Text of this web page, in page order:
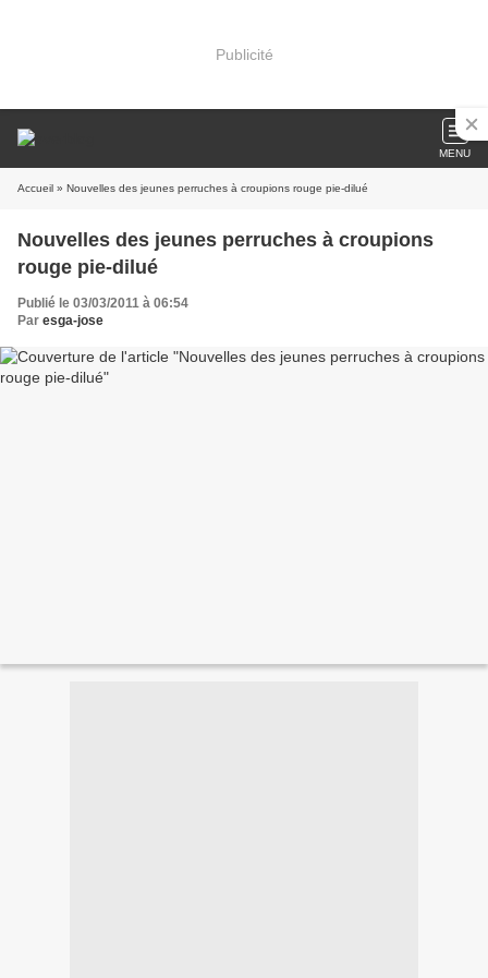
Publicité
MENU
Accueil » Nouvelles des jeunes perruches à croupions rouge pie-dilué
Nouvelles des jeunes perruches à croupions
rouge pie-dilué
Publié le 03/03/2011 à 06:54
Par esga-jose